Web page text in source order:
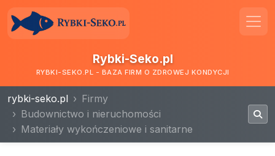
Rybki-Seko.pl
RYBKI-SEKO.PL - BAZA FIRM O ZDROWEJ KONDYCJI
rybki-seko.pl
Firmy
Budownictwo i nieruchomości
Materiały wykończeniowe i sanitarne